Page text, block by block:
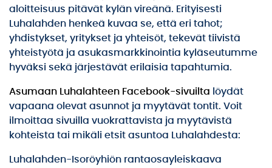
aloitteisuus pitävät kylän vireänä. Erityisesti
Luhalahden henkeä kuvaa se, että eri tahot;
yhdistykset, yritykset ja yhteisöt, tekevät tiivistä
yhteistyötä ja asukasmarkkinointia kyläseutumme
hyväksi sekä järjestävät erilaisia tapahtumia.
Asumaan Luhalahteen Facebook-sivuilta löydät
vapaana olevat asunnot ja myytävät tontit. Voit
ilmoittaa sivuilla vuokrattavista ja myytävistä
kohteista tai mikäli etsit asuntoa Luhalahdesta:
Luhalahden-Isoröyhiön rantaosayleiskaava